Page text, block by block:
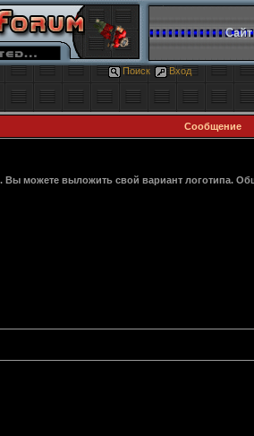
Поиск Вход
Сообщение
Вы можете выложить свой вариант логотипа.